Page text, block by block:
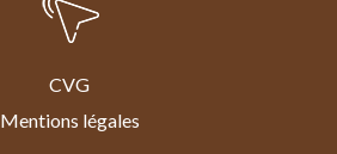
CVG
Mentions légales